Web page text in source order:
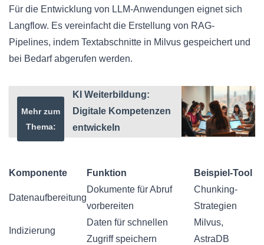
Für die Entwicklung von LLM-Anwendungen eignet sich
Langflow. Es vereinfacht die Erstellung von RAG-
Pipelines, indem Textabschnitte in Milvus gespeichert und
bei Bedarf abgerufen werden.
Mehr zum
Thema:
KI Weiterbildung:
Digitale Kompetenzen
entwickeln
Komponente Funktion Beispiel-Tool
Datenaufbereitung
Dokumente für Abruf
vorbereiten
Chunking-
Strategien
Indizierung
Daten für schnellen
Zugriff speichern
Milvus,
AstraDB